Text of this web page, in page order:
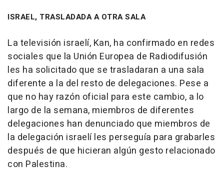
ISRAEL, TRASLADADA A OTRA SALA
La televisión israelí, Kan, ha confirmado en redes
sociales que la Unión Europea de Radiodifusión
les ha solicitado que se trasladaran a una sala
diferente a la del resto de delegaciones. Pese a
que no hay razón oficial para este cambio, a lo
largo de la semana, miembros de diferentes
delegaciones han denunciado que miembros de
la delegación israelí les perseguía para grabarles
después de que hicieran algún gesto relacionado
con Palestina.